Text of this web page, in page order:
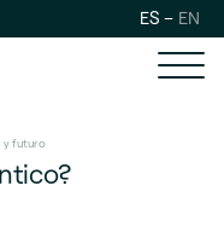
ES EN
y futuro